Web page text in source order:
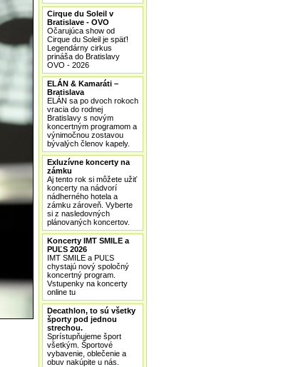
Cirque du Soleil v
Bratislave - OVO
Očarujúca show od
Cirque du Soleil je späť!
Legendárny cirkus
prináša do Bratislavy
OVO - 2026
ELÁN & Kamaráti –
Bratislava
ELÁN sa po dvoch rokoch
vracia do rodnej
Bratislavy s novým
koncertným programom a
výnimočnou zostavou
bývalých členov kapely.
Exluzívne koncerty na
zámku
Aj tento rok si môžete užiť
koncerty na nádvorí
nádherného hotela a
zámku zároveň. Vyberte
si z nasledovných
plánovaných koncertov.
Koncerty IMT SMILE a
PUĽS 2026
IMT SMILE a PUĽS
chystajú nový spoločný
koncertný program.
Vstupenky na koncerty
online tu
Decathlon, to sú všetky
športy pod jednou
strechou.
Sprístupňujeme šport
všetkým. Športové
vybavenie, oblečenie a
obuv nakúpite u nás.